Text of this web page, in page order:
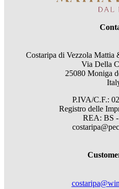
Costaripa di Vezzola Mattia
Via Della
25080 Moniga
P.IVA/C.F.:
Registro delle
REA: BS